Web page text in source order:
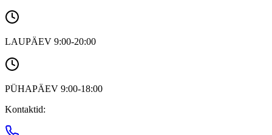
LAUPÄEV 9:00-20:00
PÜHAPÄEV 9:00-18:00
Kontaktid: